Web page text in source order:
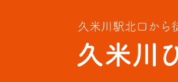
久米川駅北口から